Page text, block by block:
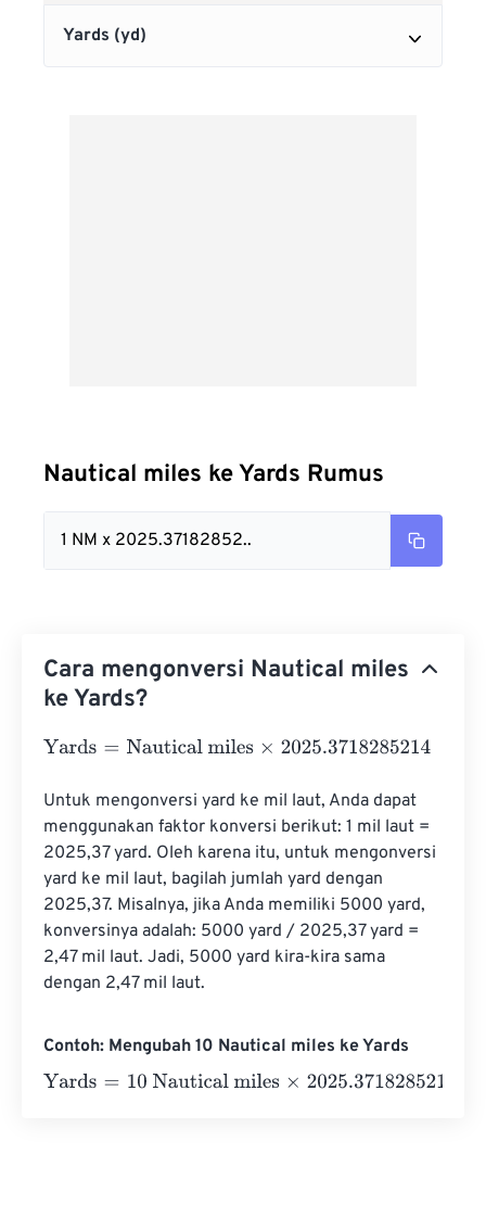
Nautical miles ke Yards Rumus
1 NM x 2025.37182852..
Cara mengonversi Nautical miles
ke Yards?
Yards= Nautical miles ×2025.3718285214
Untuk mengonversi yard ke mil laut, Anda dapat
menggunakan faktor konversi berikut: 1 mil laut =
2025,37 yard. Oleh karena itu, untuk mengonversi
yard ke mil laut, bagilah jumlah yard dengan
2025,37. Misalnya, jika Anda memiliki 5000 yard,
konversinya adalah: 5000 yard / 2025,37 yard =
2,47 mil laut. Jadi, 5000 yard kira-kira sama
dengan 2,47 mil laut.
Contoh: Mengubah 10 Nautical miles ke Yards
Yards= 10 Nautical miles ×2025.3718285214=